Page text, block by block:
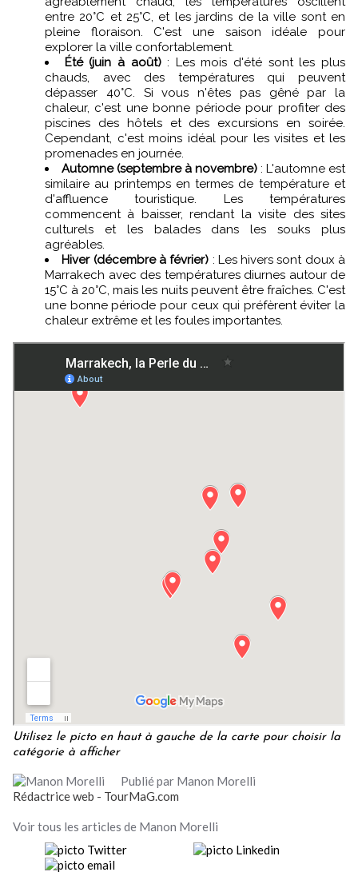
entre 20°C et 25°C, et les jardins de la ville sont en
pleine floraison. C'est une saison idéale pour
explorer la ville confortablement.
Été (juin à août): Les mois d'été sont les plus
chauds, avec des températures qui peuvent
dépasser 40°C. Si vous n'êtes pas gêné par la
chaleur, c'est une bonne période pour profiter des
piscines des hôtels et des excursions en soirée.
Cependant, c'est moins idéal pour les visites et les
promenades en journée.
Automne (septembre à novembre) : L'automne est
similaire au printemps en termes de température et
d'affluence touristique. Les températures
commencent à baisser, rendant la visite des sites
culturels et les balades dans les souks plus
agréables.
Hiver (décembre à février) : Les hivers sont doux à
Marrakech avec des températures diurnes autour de
15°C à 20°C, mais les nuits peuvent être fraîches. C'est
une bonne période pour ceux qui préfèrent éviter la
chaleur extrême et les foules importantes.
Utilisez le picto en haut à gauche de la carte pour choisir la
catégorie à afficher
Publié par Manon Morelli
Rédactrice web - TourMaG.com
Voir tous les articles de Manon Morelli